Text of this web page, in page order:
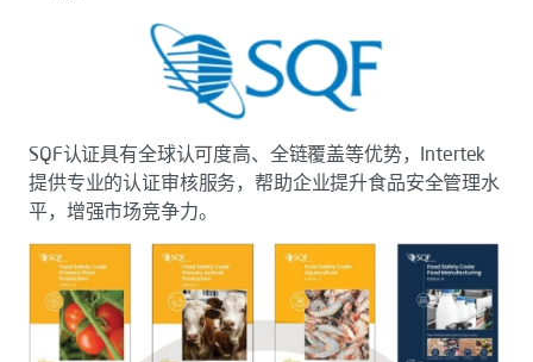
SQF认证具有全球认可度高、全链覆盖等优势，Intertek
提供专业的认证审核服务，帮助企业提升食品安全管理水
平，增强市场竞争力。